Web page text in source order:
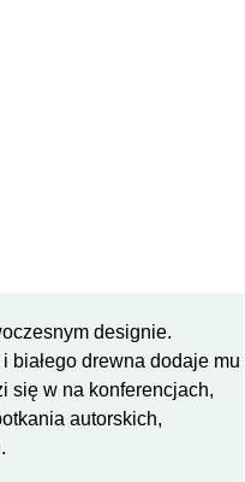
designie.
białego drewna dodaje mu
się w na konferencjach,
autorskich,